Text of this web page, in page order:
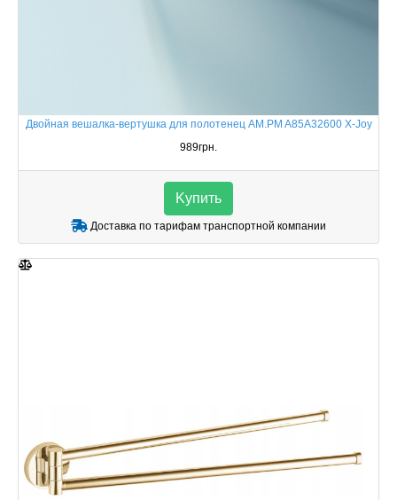
Двойная вешалка-вертушка для полотенец AM.PM A85A32600 X-Joy
989грн.
Kупить
Доставка по тарифам транспортной компании